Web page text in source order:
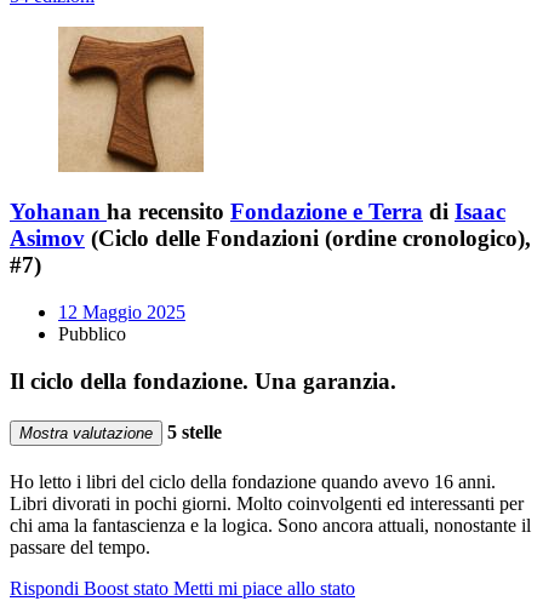
Yohanan ha recensito Fondazione e Terra di Isaac
Asimov (Ciclo delle Fondazioni (ordine cronologico),
#7)
12 Maggio 2025
Pubblico
Il ciclo della fondazione. Una garanzia.
Mostra valutazione 5 stelle
Ho letto i libri del ciclo della fondazione quando avevo 16 anni.
Libri divorati in pochi giorni. Molto coinvolgenti ed interessanti per
chi ama la fantascienza e la logica. Sono ancora attuali, nonostante il
passare del tempo.
Rispondi Boost stato Metti mi piace allo stato